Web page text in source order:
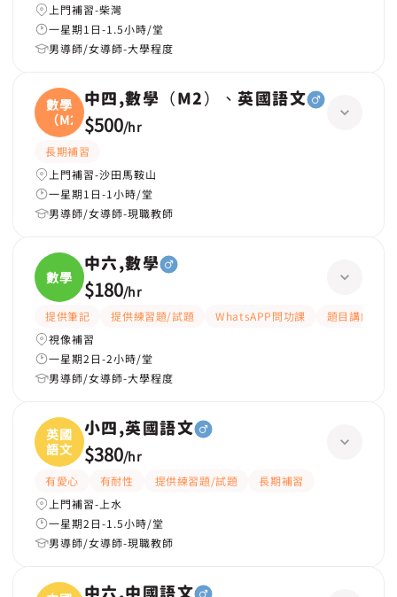
上門補習-柴灣
一星期1日-1.5小時/堂
男導師/女導師-大學程度
數學
（M2
中四,數學（M2）、英國語文
$500/hr
長期補習
上門補習-沙田馬鞍山
一星期1日-1小時/堂
男導師/女導師-現職教師
數學
中六,數學
$180/hr
提供筆記 提供練習題/試題 WhatsAPP問功課 題目講解
視像補習
一星期2日-2小時/堂
男導師/女導師-大學程度
英國
語文
小四,英國語文
$380/hr
有愛心 有耐性 提供練習題/試題
長期補習
上門補習-上水
一星期2日-1.5小時/堂
男導師/女導師-現職教師